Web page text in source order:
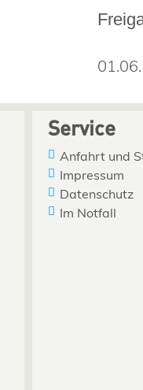
Service
Anfahrt und
Impressum
Datenschutz
Im Notfall